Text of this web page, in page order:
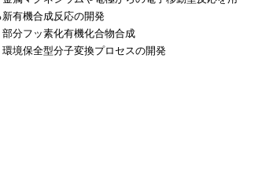
新有機合成反応の開発
部分フッ素化有機化合物合成
環境保全型分子変換プロセスの開発